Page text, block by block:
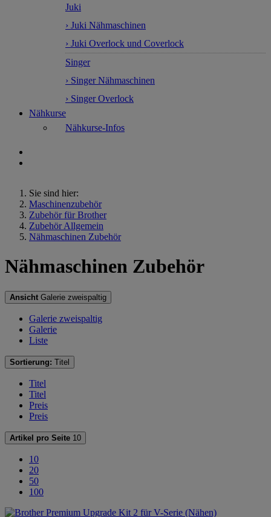
Juki
› Juki Nähmaschinen
› Juki Overlock und Coverlock
Singer
› Singer Nähmaschinen
› Singer Overlock
Nähkurse
Nähkurse-Infos
Sie sind hier:
Maschinenzubehör
Zubehör für Brother
Zubehör Allgemein
Nähmaschinen Zubehör
Nähmaschinen Zubehör
Ansicht Galerie zweispaltig
Galerie zweispaltig
Galerie
Liste
Sortierung: Titel
Titel
Titel
Preis
Preis
Artikel pro Seite 10
10
20
50
100